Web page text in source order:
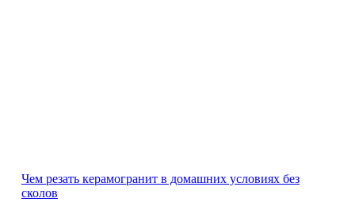
Чем резать керамогранит в домашних условиях без
сколов